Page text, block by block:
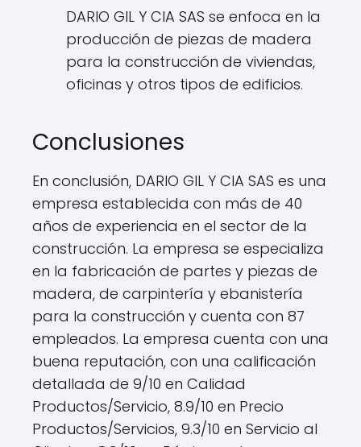
DARIO GIL Y CIA SAS se enfoca en la
producción de piezas de madera
para la construcción de viviendas,
oficinas y otros tipos de edificios.
Conclusiones
En conclusión, DARIO GIL Y CIA SAS es una
empresa establecida con más de 40
años de experiencia en el sector de la
construcción. La empresa se especializa
en la fabricación de partes y piezas de
madera, de carpintería y ebanistería
para la construcción y cuenta con 87
empleados. La empresa cuenta con una
buena reputación, con una calificación
detallada de 9/10 en Calidad
Productos/Servicio, 8.9/10 en Precio
Productos/Servicios, 9.3/10 en Servicio al